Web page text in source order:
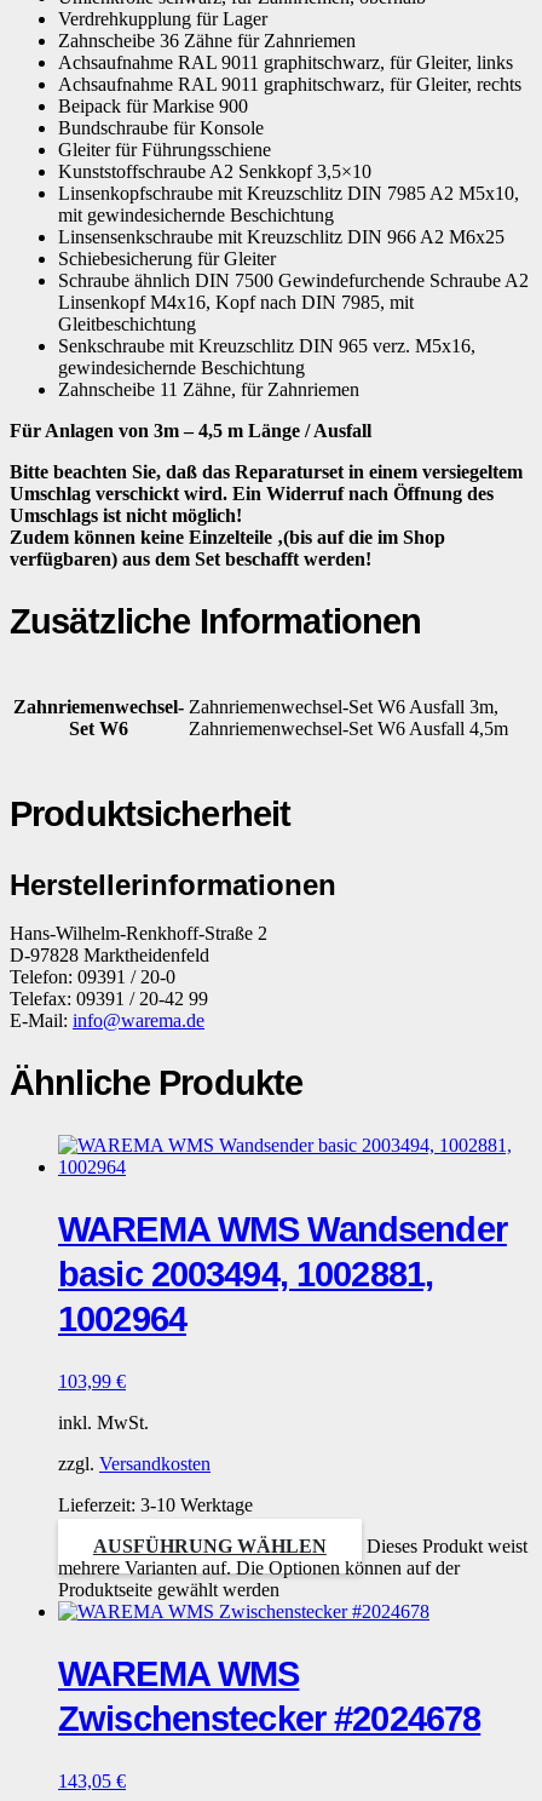
Verdrehkupplung für Lager
Zahnscheibe 36 Zähne für Zahnriemen
Achsaufnahme RAL 9011 graphitschwarz, für Gleiter, links
Achsaufnahme RAL 9011 graphitschwarz, für Gleiter, rechts
Beipack für Markise 900
Bundschraube für Konsole
Gleiter für Führungsschiene
Kunststoffschraube A2 Senkkopf 3,5×10
Linsenkopfschraube mit Kreuzschlitz DIN 7985 A2 M5x10,
mit gewindesichernde Beschichtung
Linsensenkschraube mit Kreuzschlitz DIN 966 A2 M6x25
Schiebesicherung für Gleiter
Schraube ähnlich DIN 7500 Gewindefurchende Schraube A2
Linsenkopf M4x16, Kopf nach DIN 7985, mit
Gleitbeschichtung
Senkschraube mit Kreuzschlitz DIN 965 verz. M5x16,
gewindesichernde Beschichtung
Zahnscheibe 11 Zähne, für Zahnriemen
Für Anlagen von 3m – 4,5 m Länge / Ausfall
Bitte beachten Sie, daß das Reparaturset in einem versiegeltem
Umschlag verschickt wird. Ein Widerruf nach Öffnung des
Umschlags ist nicht möglich!
Zudem können keine Einzelteile ‚(bis auf die im Shop
verfügbaren) aus dem Set beschafft werden!
Zusätzliche Informationen
Zahnriemenwechsel-
Set W6
Zahnriemenwechsel-Set W6 Ausfall 3m,
Zahnriemenwechsel-Set W6 Ausfall 4,5m
Produktsicherheit
Herstellerinformationen
Hans-Wilhelm-Renkhoff-Straße 2
D-97828 Marktheidenfeld
Telefon: 09391 / 20-0
Telefax: 09391 / 20-42 99
E-Mail: info@warema.de
Ähnliche Produkte
WAREMA WMS Wandsender
basic 2003494, 1002881,
1002964
103,99 €
inkl. MwSt.
zzgl. Versandkosten
Lieferzeit: 3-10 Werktage
AUSFÜHRUNG WÄHLEN
Dieses Produkt weist
mehrere Varianten auf. Die Optionen können auf der
Produktseite gewählt werden
WAREMA WMS
Zwischenstecker #2024678
143,05 €